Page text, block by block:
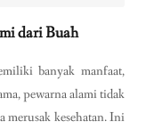
dari Buah
banyak manfaat,
pewarna alami tidak
merusak kesehatan. Ini